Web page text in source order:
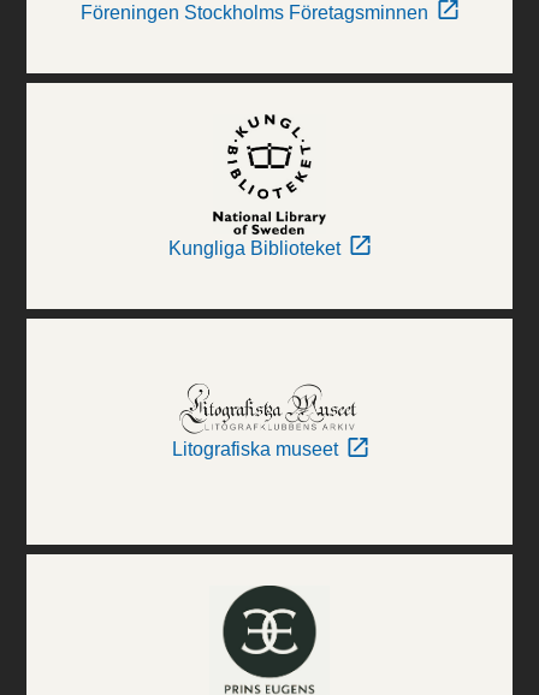
Föreningen Stockholms Företagsminnen
Kungliga Biblioteket
Litografiska museet